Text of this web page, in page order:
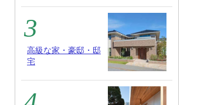
高級な家・豪邸・邸
宅